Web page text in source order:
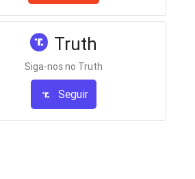
Truth
Siga-nos no Truth
Seguir